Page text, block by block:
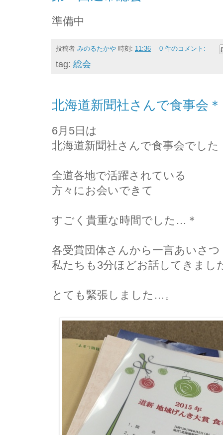
準備中
投稿者 みのるたかや 時刻: 11:36 0 件のコメント:
tag: 総会
北海道新聞社さんで食事会＊
6月5日は
北海道新聞社さんで食事会でした
全道各地で活躍されている
方々にお会いできて
すごく貴重な時間でした…＊
各受賞団体さんから一言あいさつ
私たちも3分ほどお話してきまし
とても緊張しました…。